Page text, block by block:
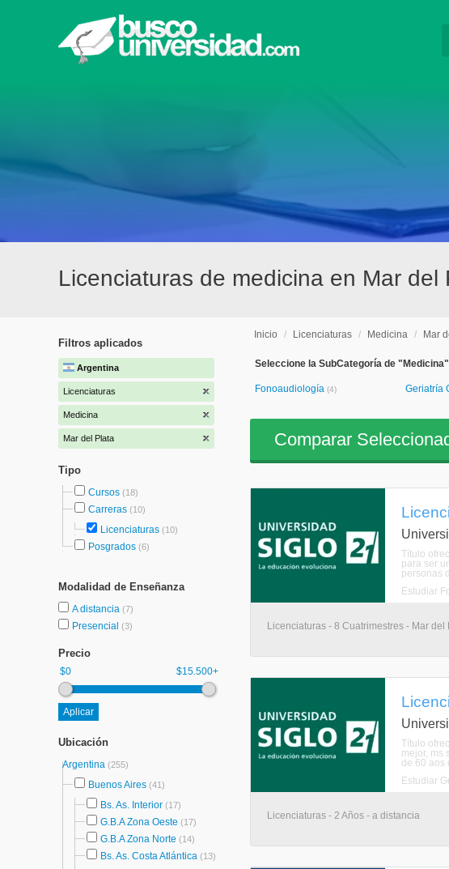
Licenciaturas de medicina en Mar del
Filtros aplicados
Argentina
Licenciaturas
Medicina
Mar del Plata
Tipo
Cursos (18)
Carreras (10)
Licenciaturas (10)
Posgrados (6)
Modalidad de Enseñanza
A distancia (7)
Presencial (3)
Precio
$0 $15.500+
Ubicación
Argentina (255)
Buenos Aires (41)
Bs. As. Interior (17)
G.B.A Zona Oeste (17)
G.B.A Zona Norte (14)
Bs. As. Costa Atlántica (13)
Inicio / Licenciaturas / Medicina / Mar
Seleccione la SubCategoría de "Medicina"
Fonoaudiología (4) Geriatría
Comparar
Título
para ser
personas
Estudiar
Licenciaturas - 8 Cuatrimestres - Mar del
Título
mejor, ms
de 60 aos
Estudiar
Licenciaturas - 2 Años - a distancia